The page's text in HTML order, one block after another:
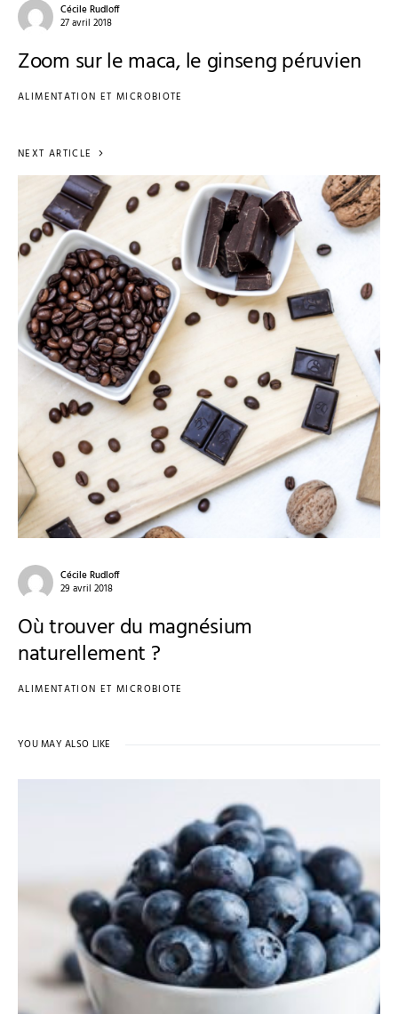
Cécile Rudloff
27 avril 2018
Zoom sur le maca, le ginseng péruvien
ALIMENTATION ET MICROBIOTE
NEXT ARTICLE
Cécile Rudloff
29 avril 2018
Où trouver du magnésium
naturellement ?
ALIMENTATION ET MICROBIOTE
YOU MAY ALSO LIKE